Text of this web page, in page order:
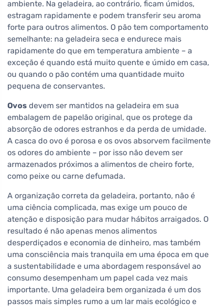
ambiente. Na geladeira, ao contrário, ficam úmidos,
estragam rapidamente e podem transferir seu aroma
forte para outros alimentos. O pão tem comportamento
semelhante: na geladeira seca e endurece mais
rapidamente do que em temperatura ambiente – a
exceção é quando está muito quente e úmido em casa,
ou quando o pão contém uma quantidade muito
pequena de conservantes.
Ovos devem ser mantidos na geladeira em sua
embalagem de papelão original, que os protege da
absorção de odores estranhos e da perda de umidade.
A casca do ovo é porosa e os ovos absorvem facilmente
os odores do ambiente – por isso não devem ser
armazenados próximos a alimentos de cheiro forte,
como peixe ou carne defumada.
A organização correta da geladeira, portanto, não é
uma ciência complicada, mas exige um pouco de
atenção e disposição para mudar hábitos arraigados. O
resultado é não apenas menos alimentos
desperdiçados e economia de dinheiro, mas também
uma consciência mais tranquila em uma época em que
a sustentabilidade e uma abordagem responsável ao
consumo desempenham um papel cada vez mais
importante. Uma geladeira bem organizada é um dos
passos mais simples rumo a um lar mais ecológico e